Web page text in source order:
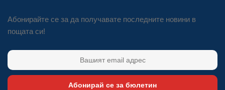
Абонирайте се за да получавате последните новини в
пощата си!
Абонирай се за бюлетин